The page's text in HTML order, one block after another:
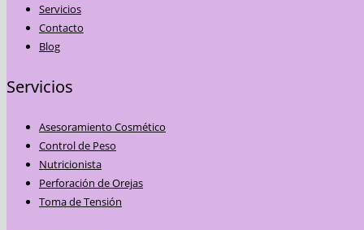
Servicios
Contacto
Blog
Servicios
Asesoramiento Cosmético
Control de Peso
Nutricionista
Perforación de Orejas
Toma de Tensión